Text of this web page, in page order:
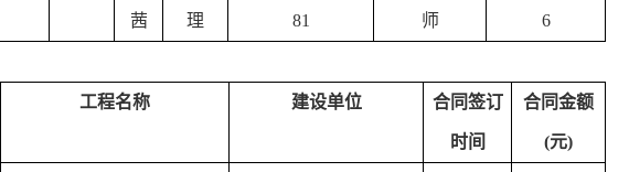
茜 理 81 师 6
工程名称 建设单位 合同签订
时间
合同金额
(元)